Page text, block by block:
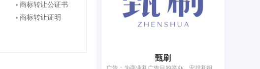
商标转让公证书
商标转让证明
甄刷